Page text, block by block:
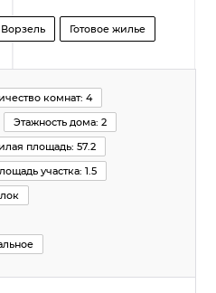
Ворзель Готовое жилье
комнат: 4
Этажность дома: 2
площадь: 57.2
участка: 1.5